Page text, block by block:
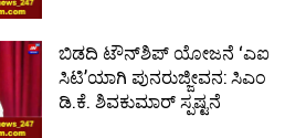
ಬಿಡದಿ ಟೌನ್‌ಶಿಪ್‌ ಯೋಜನೆ ‘ಎಐ
ಸಿಟಿ’ಯಾಗಿ ಪುನರುಜ್ಜೀವನ: ಸಿಎಂ
ಡಿ.ಕೆ. ಶಿವಕುಮಾರ್ ಸ್ಪಷ್ಟನೆ